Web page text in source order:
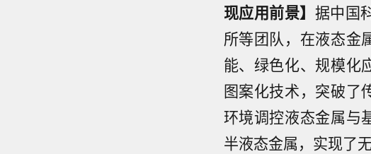
现应用前景】 据中国
所等团队，在液态金
能、绿色化、规模化
图案化技术，突破了
环境调控液态金属与
半液态金属，实现了